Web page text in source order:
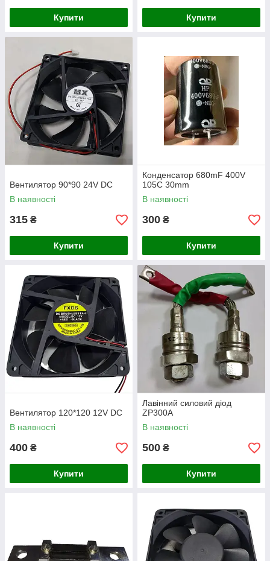
Купити Купити
Вентилятор 90*90 24V DC
В наявності
315 ₴
Купити
Конденсатор 680mF 400V
105C 30mm
В наявності
300 ₴
Купити
Вентилятор 120*120 12V DC
В наявності
400 ₴
Купити
Лавінний силовий діод
ZP300A
В наявності
500 ₴
Купити